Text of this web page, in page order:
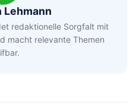
Lehmann
redaktionelle Sorgfalt mit
macht relevante Themen